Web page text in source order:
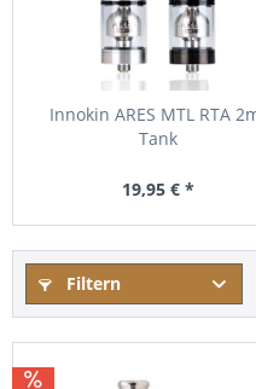
Innokin ARES MTL RTA
Tank
19,95 € *
Filtern